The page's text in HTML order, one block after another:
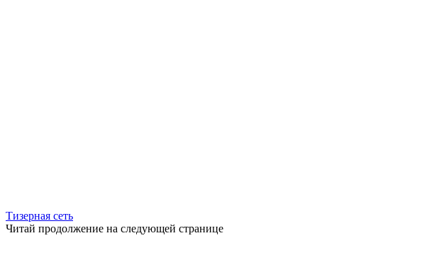
Тизерная сеть
Читай продолжение на следующей странице